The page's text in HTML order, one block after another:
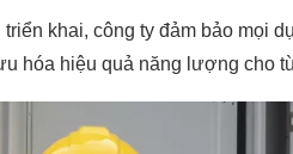
khai, công ty đảm bảo mọi
hóa hiệu quả năng lượng cho